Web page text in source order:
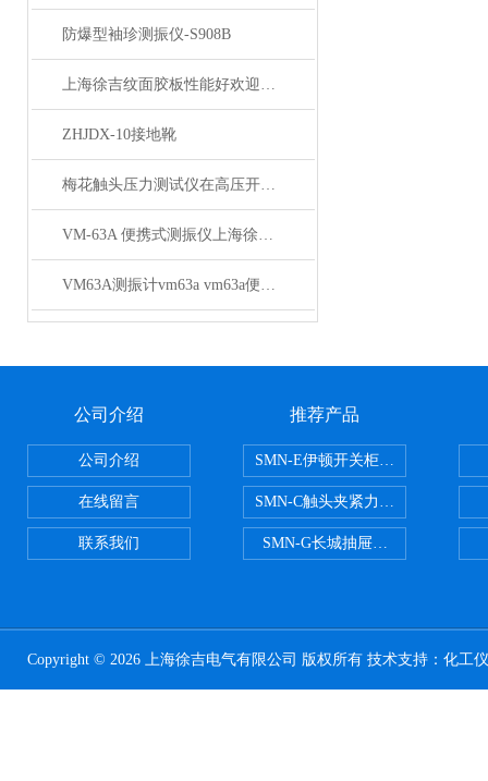
防爆型袖珍测振仪-S908B
上海徐吉纹面胶板性能好欢迎前来订购
ZHJDX-10接地靴
梅花触头压力测试仪在高压开关设备检测中有何应用？
VM-63A 便携式测振仪上海徐吉长期销量优先
VM63A测振计vm63a vm63a便携式测振仪批发
公司介绍
公司介绍
在线留言
联系我们
推荐产品
SMN-E伊顿开关柜触头夹紧力检
SMN-C触头夹紧力检测仪
SMN-G长城抽屉开关柜触头夹紧
Copyright © 2026 上海徐吉电气有限公司 版权所有 技术支持： 化工